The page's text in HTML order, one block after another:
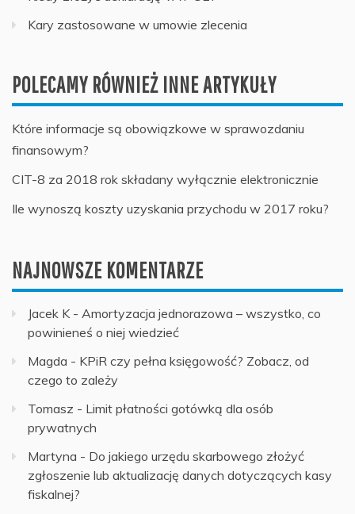
Kary zastosowane w umowie zlecenia
POLECAMY RÓWNIEŻ INNE ARTYKUŁY
Które informacje są obowiązkowe w sprawozdaniu
finansowym?
CIT-8 za 2018 rok składany wyłącznie elektronicznie
Ile wynoszą koszty uzyskania przychodu w 2017 roku?
NAJNOWSZE KOMENTARZE
Jacek K- Amortyzacja jednorazowa – wszystko, co
powinieneś o niej wiedzieć
Magda - KPiR czy pełna księgowość? Zobacz, od
czego to zależy
Tomasz - Limit płatności gotówką dla osób
prywatnych
Martyna - Do jakiego urzędu skarbowego złożyć
zgłoszenie lub aktualizację danych dotyczących kasy
fiskalnej?